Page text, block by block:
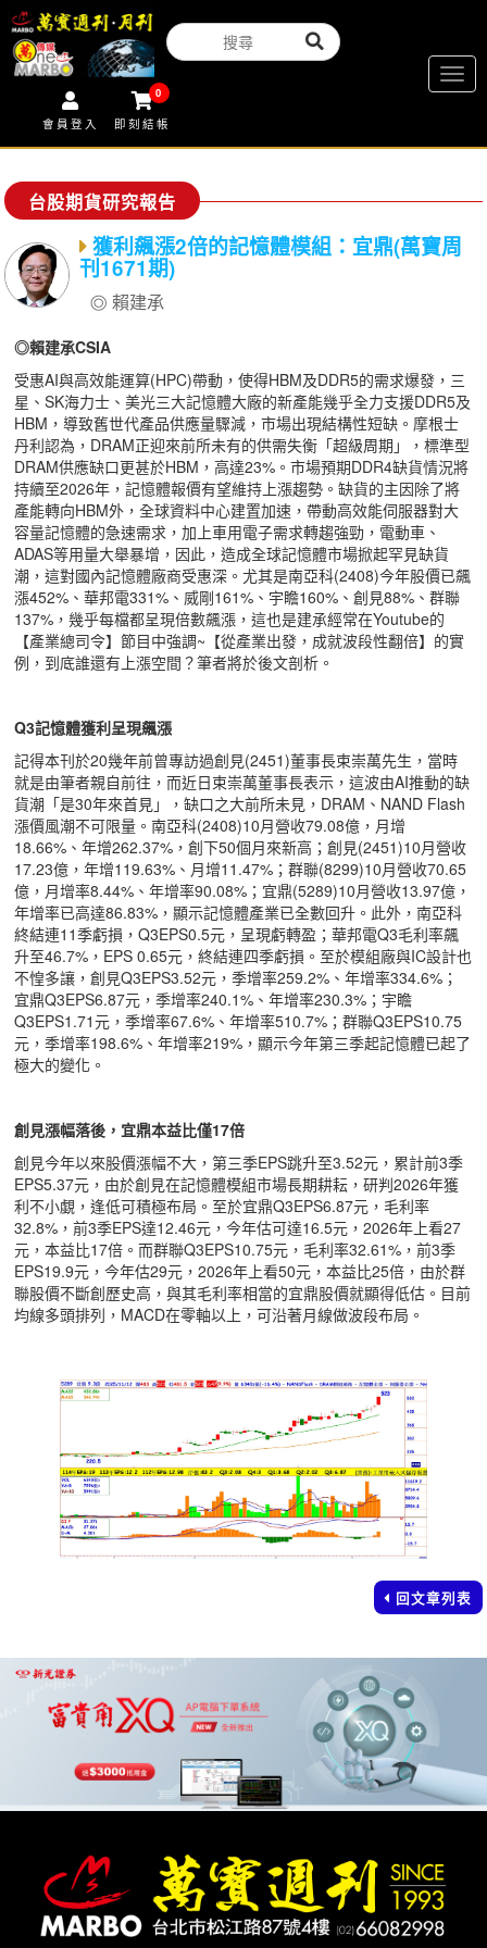
會員登入
0
即刻結帳
台股期貨研究報告
獲利飆漲2倍的記憶體模組：宜鼎(萬寶周
刊1671期)
賴建承
◎賴建承CSIA
受惠AI與高效能運算(HPC)帶動，使得HBM及DDR5的需求爆發，三
星、SK海力士、美光三大記憶體大廠的新產能幾乎全力支援DDR5及
HBM，導致舊世代產品供應量驟減，市場出現結構性短缺。摩根士
丹利認為，DRAM正迎來前所未有的供需失衡「超級周期」，標準型
DRAM供應缺口更甚於HBM，高達23%。市場預期DDR4缺貨情況將
持續至2026年，記憶體報價有望維持上漲趨勢。缺貨的主因除了將
產能轉向HBM外，全球資料中心建置加速，帶動高效能伺服器對大
容量記憶體的急速需求，加上車用電子需求轉趨強勁，電動車、
ADAS等用量大舉暴增，因此，造成全球記憶體市場掀起罕見缺貨
潮，這對國內記憶體廠商受惠深。尤其是南亞科(2408)今年股價已飆
漲452%、華邦電331%、威剛161%、宇瞻160%、創見88%、群聯
137%，幾乎每檔都呈現倍數飆漲，這也是建承經常在Youtube的
【產業總司令】節目中強調~【從產業出發，成就波段性翻倍】的實
例，到底誰還有上漲空間？筆者將於後文剖析。
Q3記憶體獲利呈現飆漲
記得本刊於20幾年前曾專訪過創見(2451)董事長束崇萬先生，當時
就是由筆者親自前往，而近日束崇萬董事長表示，這波由AI推動的缺
貨潮「是30年來首見」，缺口之大前所未見，DRAM、NAND Flash
漲價風潮不可限量。南亞科(2408)10月營收79.08億，月增
18.66%、年增262.37%，創下50個月來新高；創見(2451)10月營收
17.23億，年增119.63%、月增11.47%；群聯(8299)10月營收70.65
億，月增率8.44%、年增率90.08%；宜鼎(5289)10月營收13.97億，
年增率已高達86.83%，顯示記憶體產業已全數回升。此外，南亞科
終結連11季虧損，Q3EPS0.5元，呈現虧轉盈；華邦電Q3毛利率飆
升至46.7%，EPS 0.65元，終結連四季虧損。至於模組廠與IC設計也
不惶多讓，創見Q3EPS3.52元，季增率259.2%、年增率334.6%；
宜鼎Q3EPS6.87元，季增率240.1%、年增率230.3%；宇瞻
Q3EPS1.71元，季增率67.6%、年增率510.7%；群聯Q3EPS10.75
元，季增率198.6%、年增率219%，顯示今年第三季起記憶體已起了
極大的變化。
創見漲幅落後，宜鼎本益比僅17倍
創見今年以來股價漲幅不大，第三季EPS跳升至3.52元，累計前3季
EPS5.37元，由於創見在記憶體模組市場長期耕耘，研判2026年獲
利不小覷，逢低可積極布局。至於宜鼎Q3EPS6.87元，毛利率
32.8%，前3季EPS達12.46元，今年估可達16.5元，2026年上看27
元，本益比17倍。而群聯Q3EPS10.75元，毛利率32.61%，前3季
EPS19.9元，今年估29元，2026年上看50元，本益比25倍，由於群
聯股價不斷創歷史高，與其毛利率相當的宜鼎股價就顯得低估。目前
均線多頭排列，MACD在零軸以上，可沿著月線做波段布局。
回文章列表